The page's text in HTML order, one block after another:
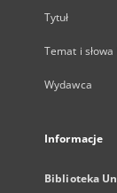
Tytuł
Temat i
Wydawca
Informacje
Biblioteka